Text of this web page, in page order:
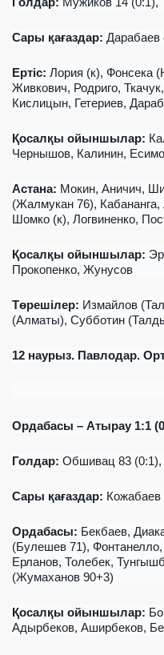
Сары қағаздар: Дарабаев
Ертіс: Лория (к), Фонсека
Живкович, Родриго,
Кислицын, Гетериев,
Қосалқы ойыншылар:
Чернышов, Калинин,
Астана: Мокин, Аничич,
(Жалмукан 76),
Шомко (к), Логвиненко,
Қосалқы ойыншылар:
Прокопенко, Жунусов
Төрешілер: Измайлов
(Алматы), Субботин
12 наурыз. Павлодар.
Ордабасы – Атырау 1:1
Голдар: Обшивац 83 (0:1),
Сары қағаздар: Кожабаев
Ордабасы: Бекбаев,
(Булешев 71),
Ерланов, Толебек,
(Жумаханов 90+3)
Қосалқы ойыншылар:
Адырбеков, Аширбеков,